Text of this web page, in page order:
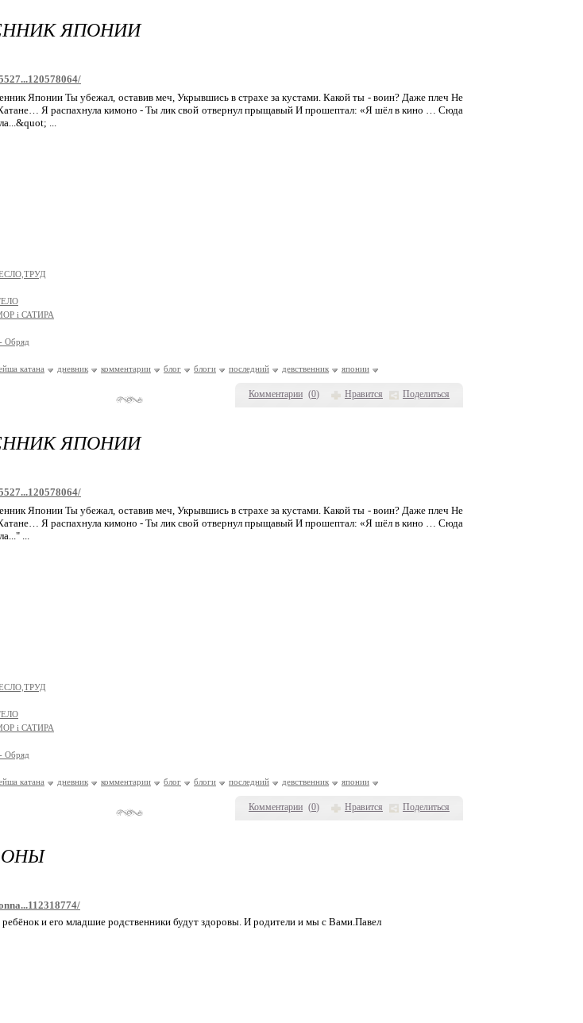
Комментарии (0) Нравится Поделиться
ЯПОНИИ
Японии Ты убежал, оставив меч, Укрывшись в страхе за кустами. Какой ты - воин? Даже плеч Не
Я распахнула кимоно - Ты лик свой отвернул прыщавый И прошептал: «Я шёл в кино … Сюда
...
і САТИРА
Обряд
катана дневник комментарии блог блоги последний девственник японии
Комментарии (0) Нравится Поделиться
ЯПОНИИ
Японии Ты убежал, оставив меч, Укрывшись в страхе за кустами. Какой ты - воин? Даже плеч Не
Я распахнула кимоно - Ты лик свой отвернул прыщавый И прошептал: «Я шёл в кино … Сюда
...
і САТИРА
Обряд
катана дневник комментарии блог блоги последний девственник японии
и его младшие родственники будут здоровы. И родители и мы с Вами.Павел